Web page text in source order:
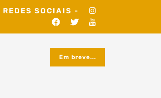
SOCIAIS -
Em breve...